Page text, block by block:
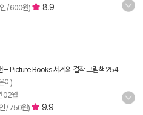
/ 600원)
8.9
드 Picture Books 세계의 걸작 그림책 254
이)
02월
/ 750원) 9.9